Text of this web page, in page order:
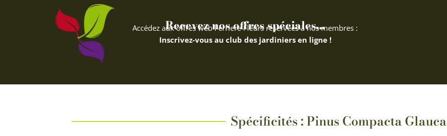
Recevez nos offres spéciales...
Accédez aux offres web Ferriere Fleurs réservées à nos membres :
Inscrivez-vous au club des jardiniers en ligne !
Spécificités : Pinus Compacta Glauca